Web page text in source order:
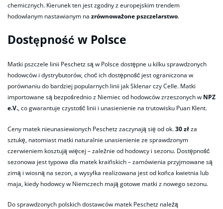
chemicznych. Kierunek ten jest zgodny z europejskim trendem
hodowlanym nastawianym na zrównoważone pszczelarstwo.
Dostępność w Polsce
Matki pszczele linii Peschetz są w Polsce dostępne u kilku sprawdzonych
hodowców i dystrybutorów, choć ich dostępność jest ograniczona w
porównaniu do bardziej popularnych linii jak Sklenar czy Celle. Matki
importowane są bezpośrednio z Niemiec od hodowców zrzeszonych w NPZ
e.V., co gwarantuje czystość linii i unasienienie na trutowisku Puan Klent.
Ceny matek nieunasiewionych Peschetz zaczynają się od ok.30 złza
sztukę, natomiast matki naturalnie unasienienie ze sprawdzonym
czerwieniem kosztują więcej – zależnie od hodowcy i sezonu. Dostępność
sezonowa jest typowa dla matek kraińskich – zamówienia przyjmowane są
zimą i wiosną na sezon, a wysyłka realizowana jest od końca kwietnia lub
maja, kiedy hodowcy w Niemczech mają gotowe matki z nowego sezonu.
Do sprawdzonych polskich dostawców matek Peschetz należą